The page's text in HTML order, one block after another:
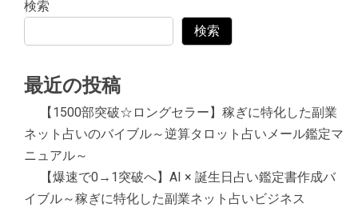
検索
検索
最近の投稿
【1500部突破☆ロングセラー】稼ぎに特化した副業
ネット占いのバイブル～逆算タロット占いメール鑑定マ
ニュアル～
【爆速で0→1突破へ】AI × 誕生日占い鑑定書作成バ
イブル～稼ぎに特化した副業ネット占いビジネス